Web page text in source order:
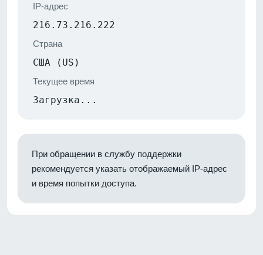
IP-адрес
216.73.216.222
Страна
США (US)
Текущее время
Загрузка...
При обращении в службу поддержки
рекомендуется указать отображаемый IP-адрес
и время попытки доступа.